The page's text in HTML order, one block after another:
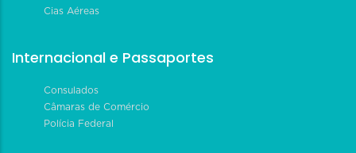
Cias Aéreas
Internacional e Passaportes
Consulados
Câmaras de Comércio
Polícia Federal